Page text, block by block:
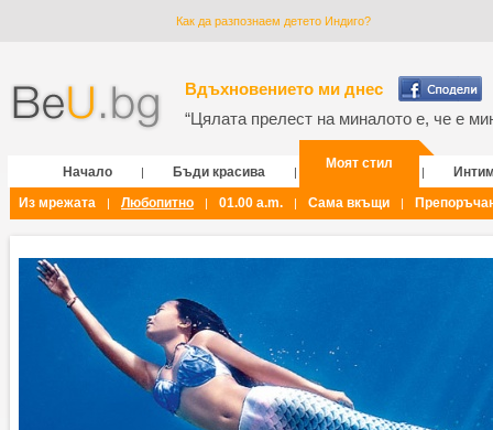
Как да разпознаем детето Индиго?
Вдъхновението ми днес
“Цялата прелест на миналото е, че е
Начало | Бъди красива |
Моят стил
|
Из мрежата
| Любопитно | 01.00 a.m. | Сама вкъщи |